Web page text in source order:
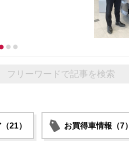
21） お買得車情報（7）